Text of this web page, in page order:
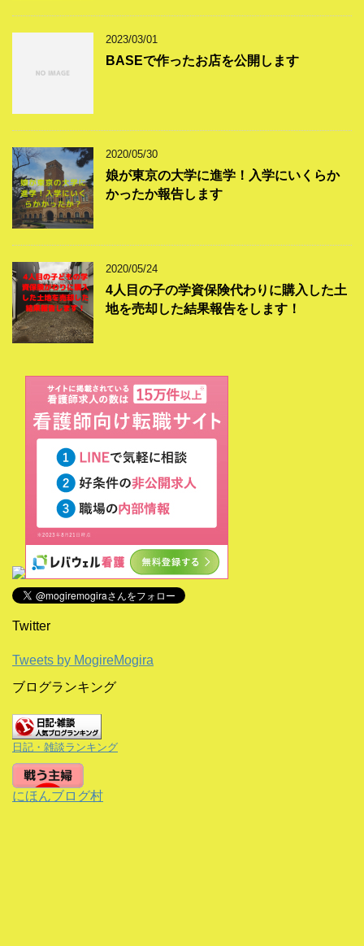
2023/03/01
BASEで作ったお店を公開します
2020/05/30
娘が東京の大学に進学！入学にいくらか
かったか報告します
2020/05/24
4人目の子の学資保険代わりに購入した土
地を売却した結果報告をします！
Twitter
Tweets by MogireMogira
ブログランキング
日記・雑談ランキング
にほんブログ村